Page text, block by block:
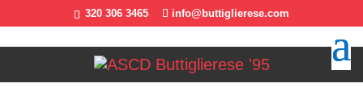
320 306 3465 info@buttiglierese.com